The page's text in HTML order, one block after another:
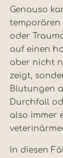
Genauso
temporären
oder
auf einen
aber nicht
zeigt,
Blutungen
Durchfall
also immer
In diesen